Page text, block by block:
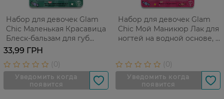
Набор для девочек Glam
Chic Маленькая Красавица
Блеск-бальзам для губ
Сердце, 3 г+Помада-
бальзам для губ, 2
г+Каблучка
33,99 ГРН
Набор для девочек Glam
Chic Мой Маникюр Лак для
ногтей на водной основе, 6